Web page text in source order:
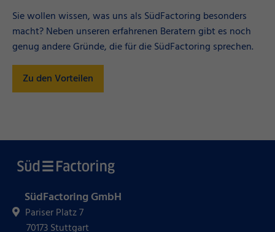
Sie wollen wissen, was uns als SüdFactoring besonders
macht? Neben unseren erfahrenen Beratern gibt es noch
genug andere Gründe, die für die SüdFactoring sprechen.
Zu den Vorteilen
SüdFactoring GmbH
Pariser Platz 7
70173 Stuttgart